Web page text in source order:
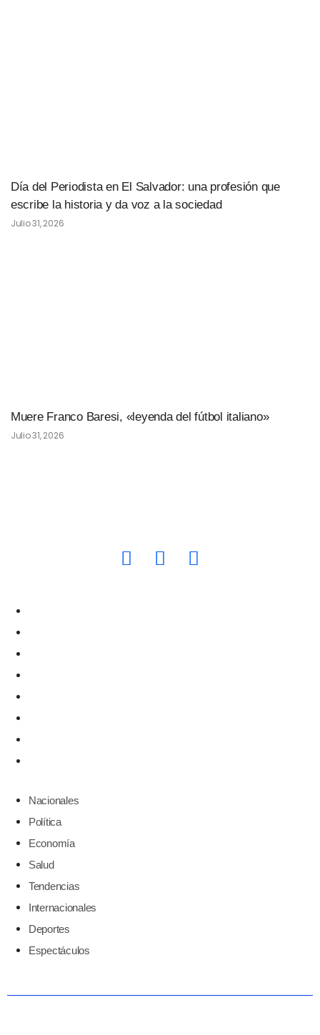
Día del Periodista en El Salvador: una profesión que
escribe la historia y da voz a la sociedad
Julio 31, 2026
Muere Franco Baresi, «leyenda del fútbol italiano»
Julio 31, 2026
Nacionales
Política
Economía
Salud
Tendencias
Internacionales
Deportes
Espectáculos